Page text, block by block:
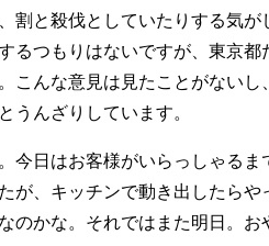
割と殺伐としていたりする気
るつもりはないですが、東京
こんな意見は見たことがない
うんざりしています。
今日はお客様がいらっしゃる
が、キッチンで動き出したらや
のかな。それではまた明日。お